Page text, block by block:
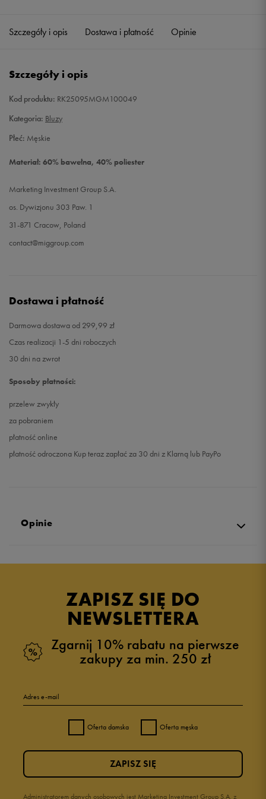
Szczegóły i opis Dostawa i płatność Opinie
Szczegóły i opis
Kod produktu: RK25095MGM100049
Kategoria: Bluzy
Płeć: Męskie
Materiał: 60% bawełna, 40% poliester
Marketing Investment Group S.A.
os. Dywizjonu 303 Paw. 1
31-871 Cracow, Poland
contact@miggroup.com
Dostawa i płatność
Darmowa dostawa od 299,99 zł
Czas realizacji 1-5 dni roboczych
30 dni na zwrot
Sposoby płatności:
przelew zwykły
za pobraniem
płatność online
płatność odroczona Kup teraz zapłać za 30 dni z Klarną lub PayPo
Opinie
5.0
zebranych i zweryfikowanych przez
4 0%
1
ZAPISZ SIĘ DO
NEWSLETTERA
Zgarnij 10% rabatu na pierwsze
zakupy za min. 250 zł
Adres e-mail
Oferta damska Oferta męska
Administratorem danych osobowych jest Marketing Investment Group S.A. z
ZAPISZ SIĘ